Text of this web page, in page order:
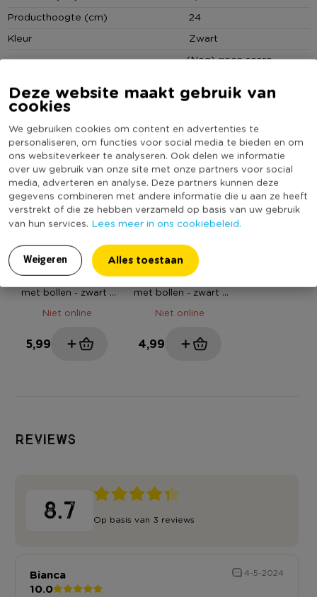
Deze website maakt gebruik van
cookies
We gebruiken cookies om content en advertenties te
personaliseren, om functies voor social media te bieden en om
ons websiteverkeer te analyseren. Ook delen we informatie
over uw gebruik van onze site met onze partners voor social
media, adverteren en analyse. Deze partners kunnen deze
gegevens combineren met andere informatie die u aan ze heeft
verstrekt of die ze hebben verzameld op basis van uw gebruik
van hun services. Lees meer in ons cookiebeleid.
Weigeren Alles toestaan
www.xenos.nl/klantenservice
Producthoogte (cm)
24
Kleur
Zwart
(Nog) geen score
MEER UIT DEZE SERIE
Dinerkaarshouder
met bollen - zwart -
20 cm
Niet online
5,99
Dinerkaarshouder
met bollen - zwart -
16 cm
Niet online
4,99
Reviews
8.7 Op basis van 3 reviews
Bianca 4-5-2024
10.0